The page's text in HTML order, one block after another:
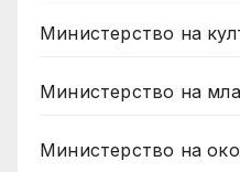
Министерство на
Министерство на
Министерство на